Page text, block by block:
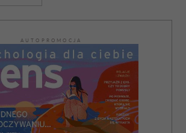
AUTOPROMOCJA